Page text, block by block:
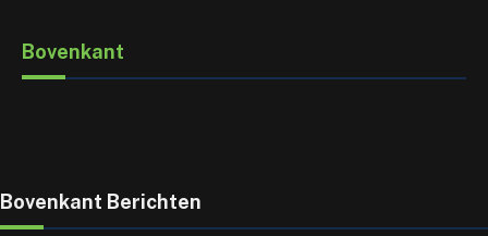
Bovenkant
Bovenkant Berichten